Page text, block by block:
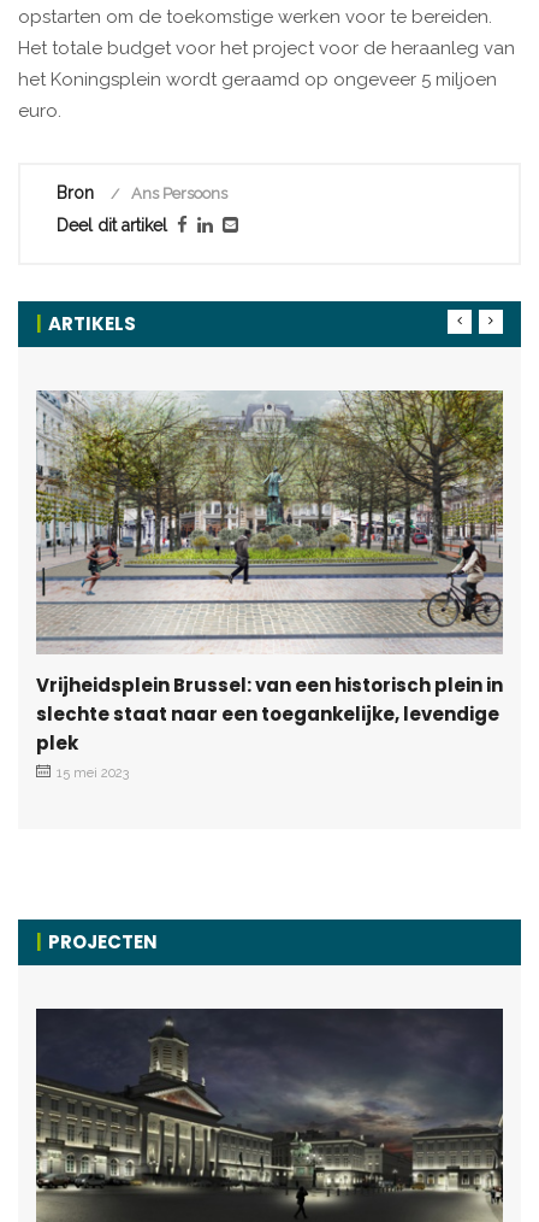
opstarten om de toekomstige werken voor te bereiden.
Het totale budget voor het project voor de heraanleg van
het Koningsplein wordt geraamd op ongeveer 5 miljoen
euro.
Bron Ans Persoons
Deel dit artikel
ARTIKELS
Vrijheidsplein Brussel: van een historisch plein in
slechte staat naar een toegankelijke, levendige
plek
15 mei 2023
PROJECTEN